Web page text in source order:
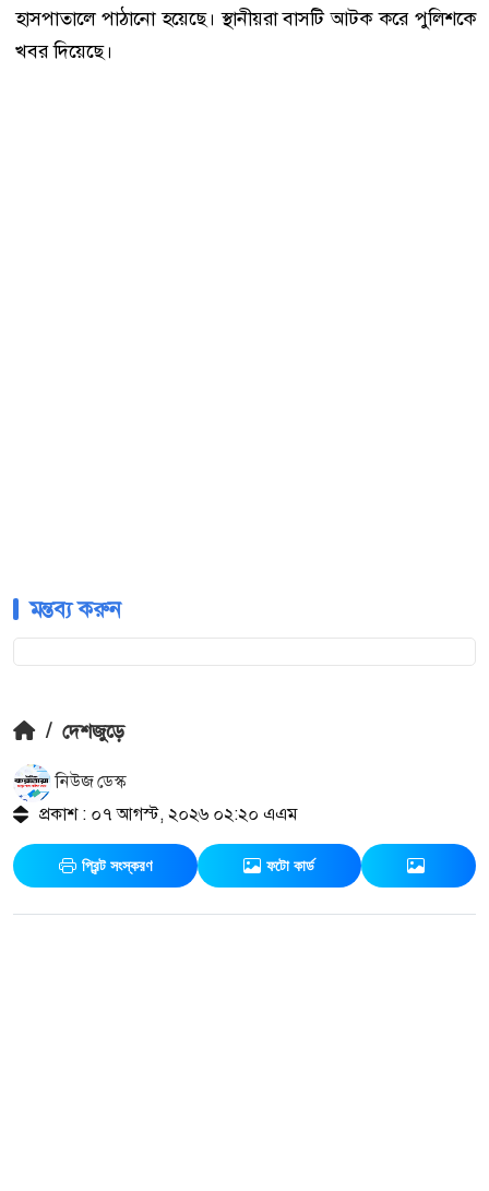
হাসপাতালে পাঠানো হয়েছে। স্থানীয়রা বাসটি আটক করে পুলিশকে
খবর দিয়েছে।
মন্তব্য করুন
/ দেশজুড়ে
নিউজ ডেস্ক
প্রকাশ : ০৭ আগস্ট, ২০২৬ ০২:২০ এএম
প্রিন্ট সংস্করণ ফটো কার্ড